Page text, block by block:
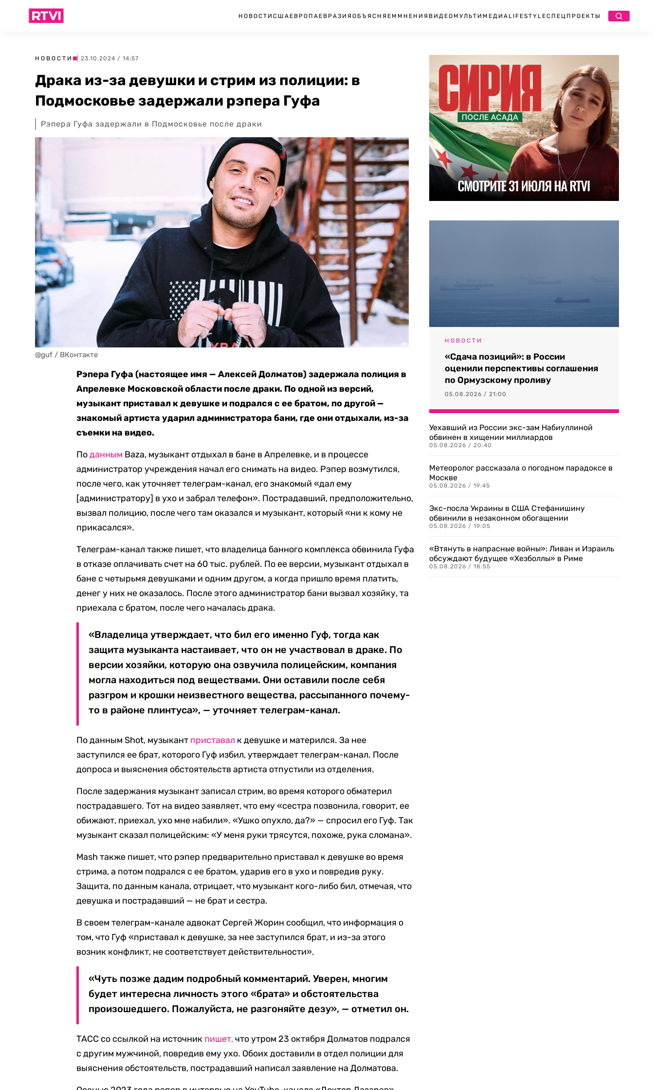
НОВОСТИ США ЕВРОПА ЕВРАЗИЯ ОБЪЯСНЯЕМ МНЕНИЯ ВИДЕО МУЛЬТИМЕДИА LIFESTYLEСПЕЦПРОЕКТЫ
НОВОСТИ | 23.10.2024 / 14:57
Драка из-за девушки и стрим из полиции: в
Подмосковье задержали рэпера Гуфа
Рэпера Гуфа задержали в Подмосковье после драки
@guf / ВКонтакте
Рэпера Гуфа (настоящее имя — Алексей Долматов) задержала полиция в
Апрелевке Московской области после драки. По одной из версий,
музыкант приставал к девушке и подрался с ее братом, по другой —
знакомый артиста ударил администратора бани, где они отдыхали, из-за
съемки на видео.
Поданным Baza, музыкант отдыхал в бане в Апрелевке, и в процессе
администратор учреждения начал его снимать на видео. Рэпер возмутился,
после чего, как уточняет телеграм-канал, его знакомый «дал ему
[администратору] в ухо и забрал телефон». Пострадавший, предположительно,
вызвал полицию, после чего там оказался и музыкант, который «ни к кому не
прикасался».
Телеграм-канал также пишет, что владелица банного комплекса обвинила Гуфа
в отказе оплачивать счет на 60 тыс. рублей. По ее версии, музыкант отдыхал в
бане с четырьмя девушками и одним другом, а когда пришло время платить,
денег у них не оказалось. После этого администратор бани вызвал хозяйку, та
приехала с братом, после чего началась драка.
«Владелица утверждает, что бил его именно Гуф, тогда как
защита музыканта настаивает, что он не участвовал в драке. По
версии хозяйки, которую она озвучила полицейским, компания
могла находиться под веществами. Они оставили после себя
разгром и крошки неизвестного вещества, рассыпанного почему-
то в районе плинтуса», — уточняет телеграм-канал.
По данным Shot, музыкант приставал к девушке и матерился. За нее
заступился ее брат, которого Гуф избил, утверждает телеграм-канал. После
допроса и выяснения обстоятельств артиста отпустили из отделения.
После задержания музыкант записал стрим, во время которого обматерил
пострадавшего. Тот на видео заявляет, что ему «сестра позвонила, говорит, ее
обижают, приехал, ухо мне набили». «Ушко опухло, да?» — спросил его Гуф. Так
музыкант сказал полицейским: «У меня руки трясутся, похоже, рука сломана».
Mash также пишет, что рэпер предварительно приставал к девушке во время
стрима, а потом подрался с ее братом, ударив его в ухо и повредив руку.
Защита, по данным канала, отрицает, что музыкант кого-либо бил, отмечая, что
девушка и пострадавший — не брат и сестра.
В своем телеграм-канале адвокат Сергей Жорин сообщил, что информация о
том, что Гуф «приставал к девушке, за нее заступился брат, и из-за этого
возник конфликт, не соответствует действительности».
«Чуть позже дадим подробный комментарий. Уверен, многим
будет интересна личность этого «брата» и обстоятельства
произошедшего. Пожалуйста, не разгоняйте дезу», — отметил он.
ТАСС со ссылкой на источник пишет,что утром 23 октября Долматов подрался
с другим мужчиной, повредив ему ухо. Обоих доставили в отдел полиции для
выяснения обстоятельств, пострадавший написал заявление на Долматова.
НОВОСТИ
«Сдача позиций»: в России
оценили перспективы соглашения
по Ормузскому проливу
05.08.2026 / 21:00
Уехавший из России экс-зам Набиуллиной
обвинен в хищении миллиардов
05.08.2026 / 20:40
Метеоролог рассказала о погодном парадоксе в
Москве
05.08.2026 / 19:45
Экс-посла Украины в США Стефанишину
обвинили в незаконном обогащении
05.08.2026 / 19:05
«Втянуть в напрасные войны»: Ливан и Израиль
обсуждают будущее «Хезболлы» в Риме
05.08.2026 / 18:55